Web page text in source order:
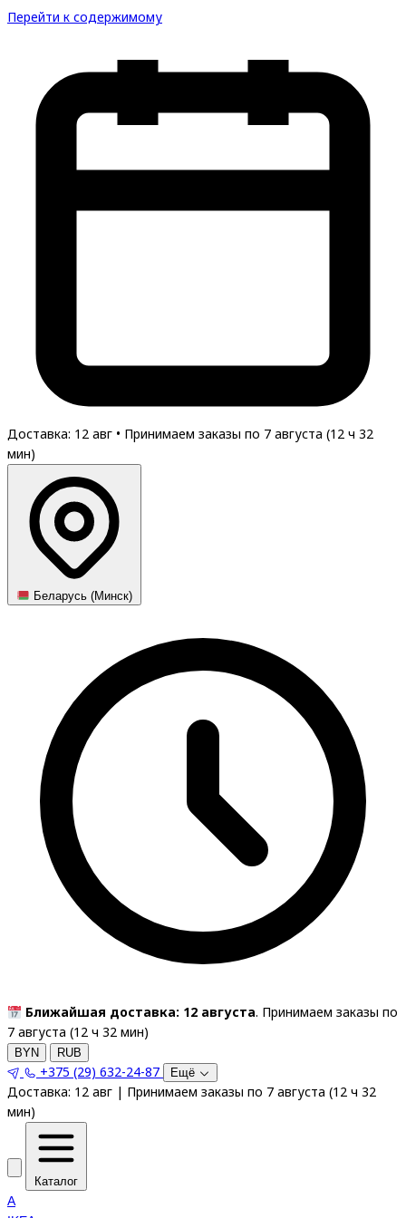
Перейти к содержимому
Доставка: 12 авг • Принимаем заказы по 7 августа (12 ч 32
мин)
Беларусь (Минск)
Ближайшая доставка: 12 августа. Принимаем заказы по
7 августа (12 ч 32 мин)
BYN RUB
+375 (29) 632-24-87 Ещё
Доставка: 12 авг | Принимаем заказы по 7 августа (12 ч 32
мин)
Каталог
A